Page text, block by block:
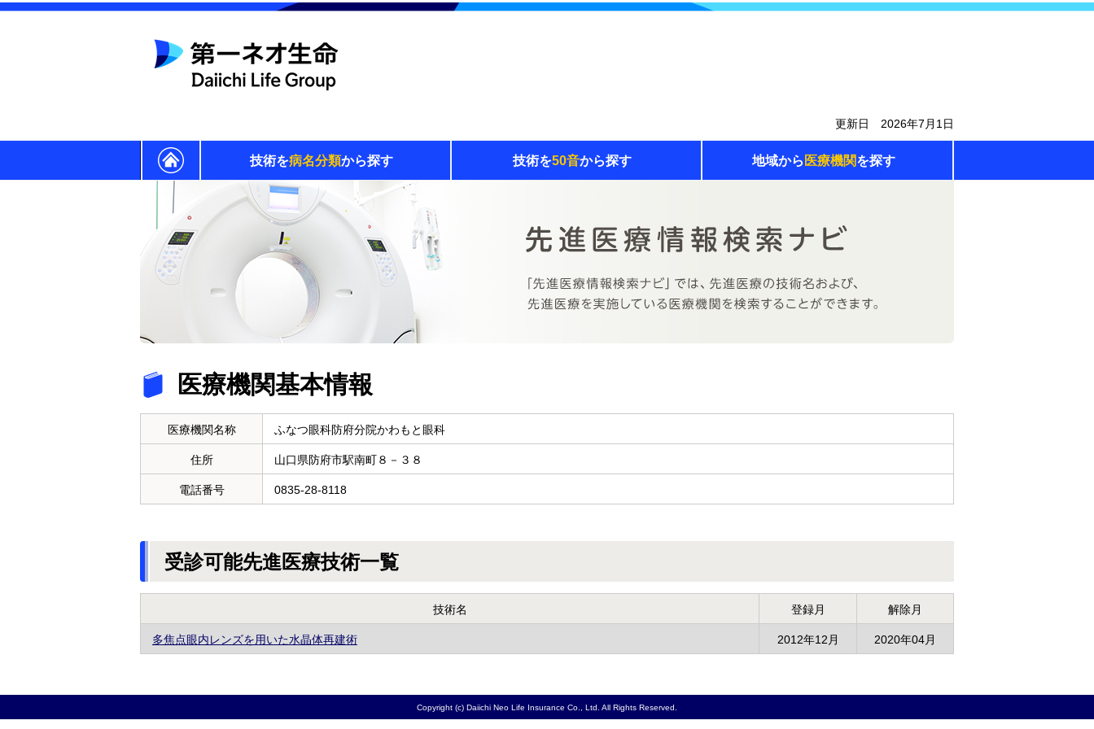
更新日 2026年7月1日
技術を病名分類から探す 技術を50音から探す 地域から 医療機関を探す
医療機関基本情報
医療機関名称 ふなつ眼科防府分院かわもと眼科
住所 山口県防府市駅南町８－３８
電話番号 0835-28-8118
受診可能先進医療技術一覧
技術名 登録月 解除月
多焦点眼内レンズを用いた水晶体再建術 2012年12月 2020年04月
Copyright (c) Daiichi Neo Life Insurance Co., Ltd. All Rights Reserved.